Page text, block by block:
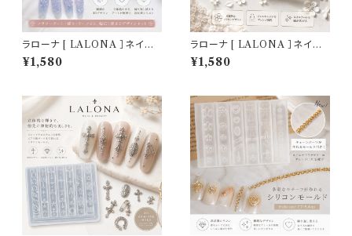
ラローナ [ LALONA ］ネイル
シリコンモールド ( フラワー＆バ
タフライ ) ジェルネイル/レジン/
¥1,580
ラローナ [ LALONA ］ネイル
シリコンモールド ( フラワーネイ
ル ) ジェルネイル/レジン/ハンド
¥1,580